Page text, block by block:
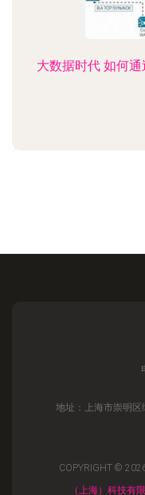
大数据时代 如何
地址：上海市崇明
COPYRIGHT ©
（上海）科技有